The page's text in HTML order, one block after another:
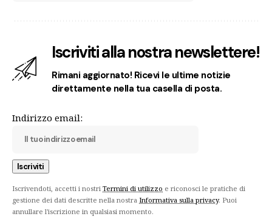
Iscriviti alla nostra newslettere!
Rimani aggiornato! Ricevi le ultime notizie
direttamente nella tua casella di posta.
Indirizzo email:
Iscrivendoti, accetti i nostri Termini di utilizzo e riconosci le pratiche di
gestione dei dati descritte nella nostra Informativa sulla privacy. Puoi
annullare l'iscrizione in qualsiasi momento.